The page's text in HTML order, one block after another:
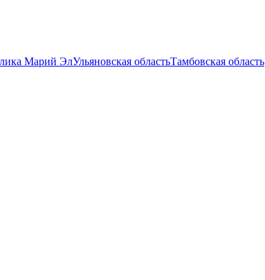
Марий ЭлУльяновская областьТамбовская область